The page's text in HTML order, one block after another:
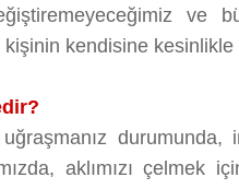
ve
kendisine kesinlikle
durumunda,
aklımızı çelmek